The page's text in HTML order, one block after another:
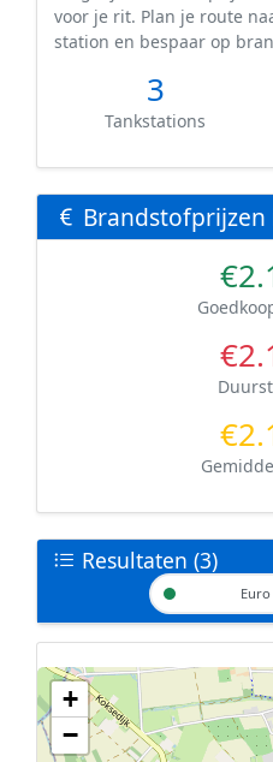
voor je rit. Plan je route
station en bespaar op
3
Tankstations
Brandstofprijzen
Resultaten (3)
Euro
Geen tankstations met
De kaart kan niet worden
+
−